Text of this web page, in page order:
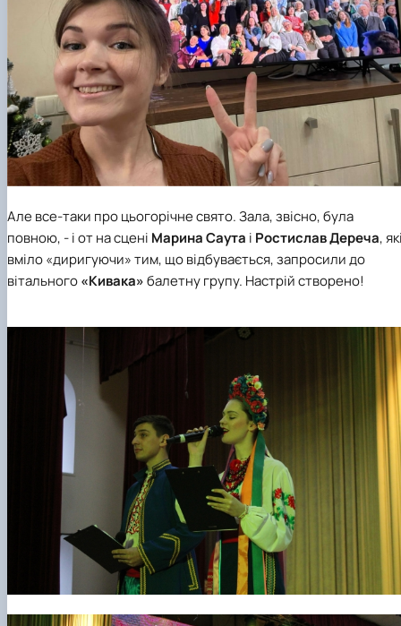
Але все-таки про цьогорічне свято. Зала, звісно, була
повною, - і от на сцені Марина Саута і Ростислав Дереча,
вміло «диригуючи» тим, що відбувається, запросили до
вітального«Кивака»балетну групу. Настрій створено!